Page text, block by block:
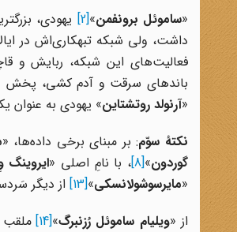
«ساموئل برونفمن»
[2]
یهودی،
داشت، ولی شبکه تبهکاری‌اش در
فعالیت‌های این شبکه، ربایش و
باندهای سرقت و آدم کشی، پخش و
«آرنولد روتشتاین» یهودی به عنوان
نکتۀ سوّم: بر مبنای برخی داده‌ها، «
گوردون»
[8] ، با نامِ اصلی «ایروینگ
«مایرسوشولانسکی»
[13]
از دیگر
از «ویلیام ساموئل رُزنبرگ»
[14] ملقب